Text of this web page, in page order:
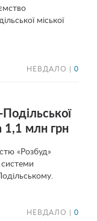
міської
НЕВДАЛО | 0
1,1 млн грн
«Розбуд»
НЕВДАЛО | 0